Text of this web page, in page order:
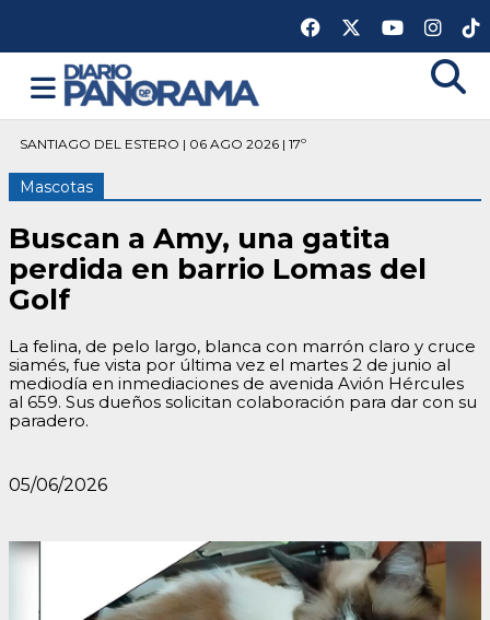
SANTIAGO DEL ESTERO | 06 AGO 2026 | 17º
Mascotas
Buscan a Amy, una gatita
perdida en barrio Lomas del
Golf
La felina, de pelo largo, blanca con marrón claro y cruce
siamés, fue vista por última vez el martes 2 de junio al
mediodía en inmediaciones de avenida Avión Hércules
al 659. Sus dueños solicitan colaboración para dar con su
paradero.
05/06/2026